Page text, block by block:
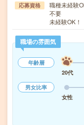
応募資格
職種未経験
不要
未経験OK！
職場の雰囲気
年齢層
20代
男女比率
女性